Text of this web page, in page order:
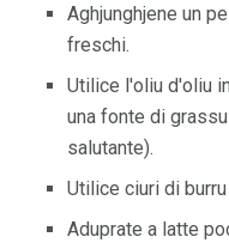
Aghjunghjene un
freschi.
Utilice l'oliu d'oliu
una fonte di
salutante).
Utilice ciuri di
Aduprate a latte